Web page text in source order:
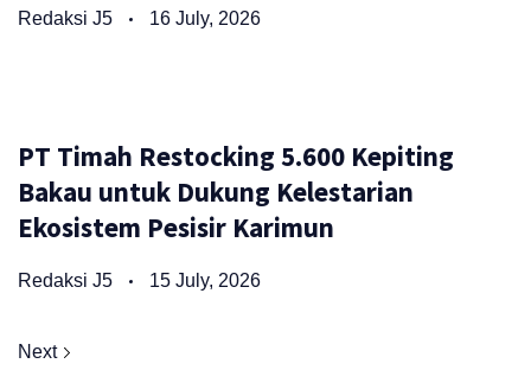
Redaksi J5 16 July, 2026
PT Timah Restocking 5.600 Kepiting
Bakau untuk Dukung Kelestarian
Ekosistem Pesisir Karimun
Redaksi J5 15 July, 2026
Next